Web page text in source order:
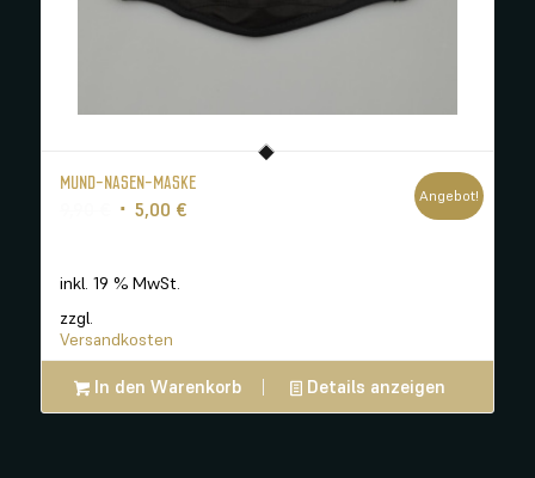
MUND-NASEN-MASKE
Ursprünglicher
9,90 €
5,00 €Aktueller
Angebot!
inkl. 19 % MwSt.
zzgl.
Versandkosten
In den Warenkorb Details anzeigen